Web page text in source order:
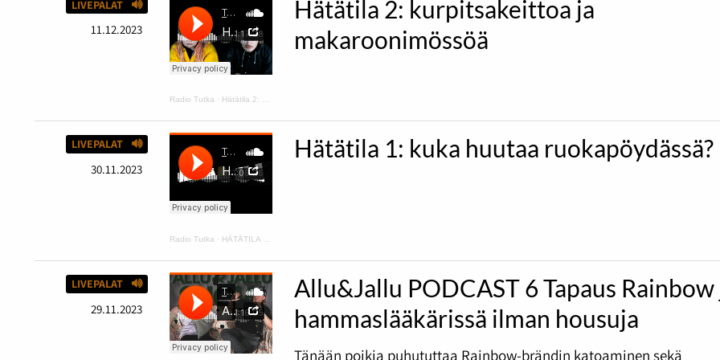
LIVEPALAT
11.12.2023
Radio Tutka · Hätätila 2: kurpitsakeittoa ja makaroonimössöä
Hätätila 2: kurpitsakeittoa ja
makaroonimössöä
LIVEPALAT
30.11.2023
Radio Tutka · HÄTÄTILA podcast 1
Hätätila 1: kuka huutaa ruokapöydässä?
LIVEPALAT
29.11.2023
Allu&Jallu PODCAST 6 Tapaus Rainbow
hammaslääkärissä ilman housuja
Tänään poikia puhututtaa Rainbow-brändin katoaminen sekä